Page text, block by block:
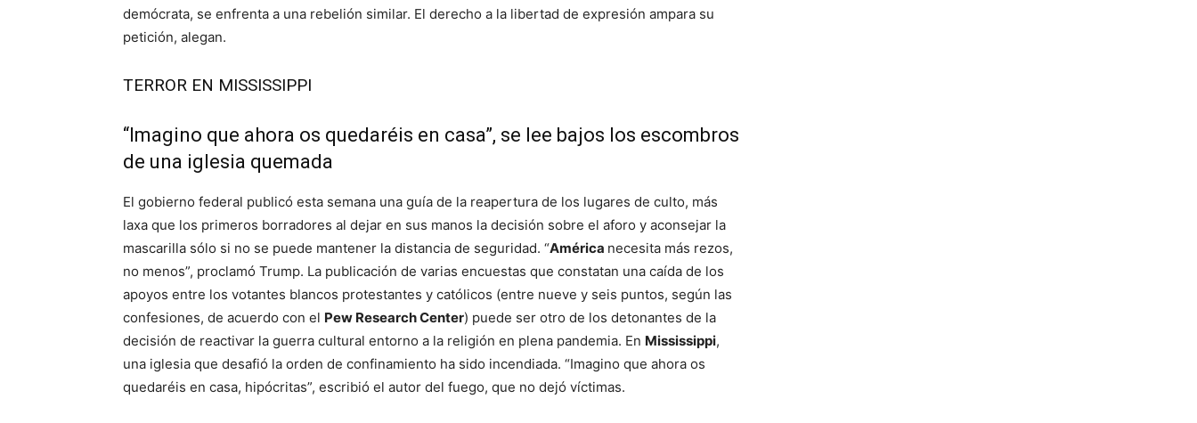
demócrata, se enfrenta a una rebelión similar. El derecho a la libertad de expresión ampara su
petición, alegan.
TERROR EN MISSISSIPPI
“Imagino que ahora os quedaréis en casa”, se lee bajos los escombros
de una iglesia quemada
El gobierno federal publicó esta semana una guía de la reapertura de los lugares de culto, más
laxa que los primeros borradores al dejar en sus manos la decisión sobre el aforo y aconsejar la
mascarilla sólo si no se puede mantener la distancia de seguridad. “América necesita más rezos,
no menos”, proclamó Trump. La publicación de varias encuestas que constatan una caída de los
apoyos entre los votantes blancos protestantes y católicos (entre nueve y seis puntos, según las
confesiones, de acuerdo con el Pew Research Center) puede ser otro de los detonantes de la
decisión de reactivar la guerra cultural entorno a la religión en plena pandemia. En Mississippi,
una iglesia que desafió la orden de confinamiento ha sido incendiada. “Imagino que ahora os
quedaréis en casa, hipócritas”, escribió el autor del fuego, que no dejó víctimas.